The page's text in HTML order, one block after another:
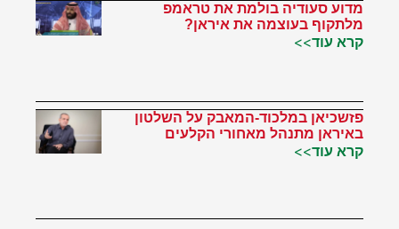
מדוע סעודיה בולמת את טראמפ
מלתקוף בעוצמה את איראן?
קרא עוד>>
פזשכיאן במלכוד-המאבק על השלטון
באיראן מתנהל מאחורי הקלעים
קרא עוד>>